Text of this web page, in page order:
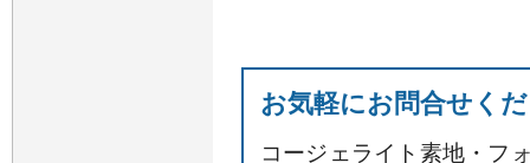
お気軽にお問合せく
コージェライト素地・フ